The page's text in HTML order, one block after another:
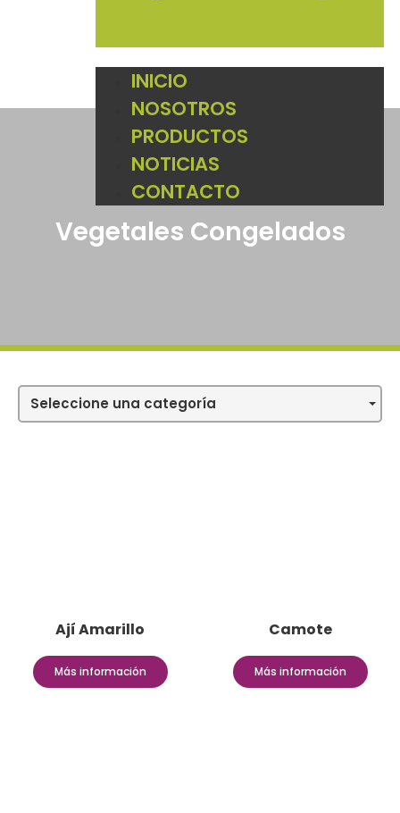
INICIO
NOSOTROS
PRODUCTOS
NOTICIAS
CONTACTO
Vegetales Congelados
Seleccione una categoría
Ají Amarillo
Más información
Camote
Más información